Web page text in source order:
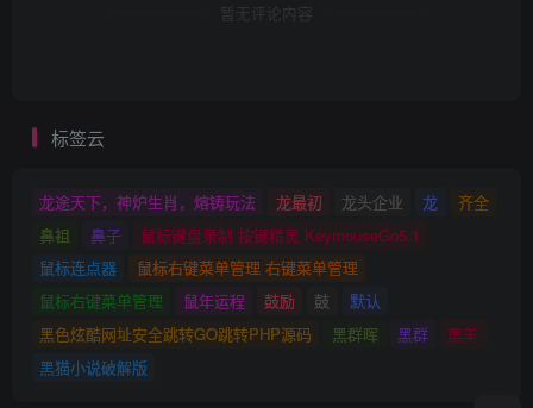
暂无评论内容
标签云
龙途天下，神炉生肖，熔铸玩法 龙最初 龙头企业 龙
齐全
鼻祖
鼻子
鼠标键盘录制 按键精灵 KeymouseGo5.1
鼠标连点器
鼠标右键菜单管理 右键菜单管理
鼠标右键菜单管理
鼠年运程 鼓励 鼓
默认
黑色炫酷网址安全跳转GO跳转PHP源码
黑群晖 黑群
黑羊
黑猫小说破解版